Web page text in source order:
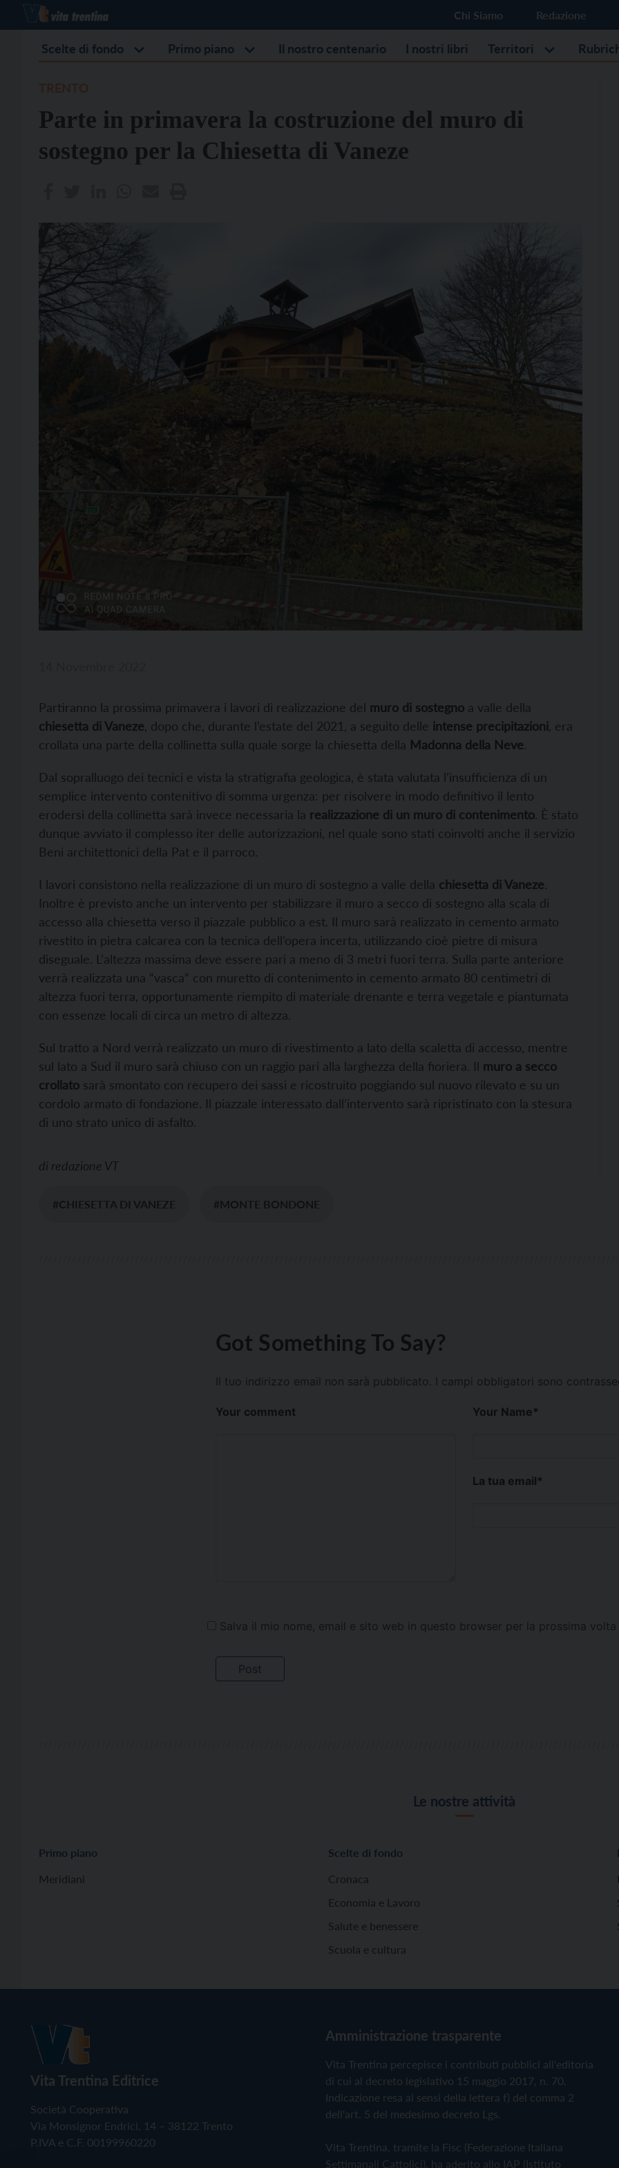
Chi Siamo Redazione
Scelte di fondo Primo piano Il nostro centenario I nostri libri Territori
Parte in primavera la costruzione del muro di
sostegno per la Chiesetta di Vaneze
Partiranno la prossima primavera i lavori di realizzazione del muro di sostegno a valle della
chiesetta di Vaneze , dopo che, durante l’estate del 2021, a seguito delle intense precipitazioni , era
crollata una parte della collinetta sulla quale sorge la chiesetta della Madonna della Neve.
Dal sopralluogo dei tecnici e vista la stratigrafia geologica, è stata valutata l’insufficienza di un
semplice intervento contenitivo di somma urgenza: per risolvere in modo definitivo il lento
erodersi della collinetta sarà invece necessaria la realizzazione di un muro di contenimento. È stato
dunque avviato il complesso iter delle autorizzazioni, nel quale sono stati coinvolti anche il servizio
Beni architettonici della Pat e il parroco.
I lavori consistono nella realizzazione di un muro di sostegno a valle della chiesetta di Vaneze.
Inoltre è previsto anche un intervento per stabilizzare il muro a secco di sostegno alla scala di
accesso alla chiesetta verso il piazzale pubblico a est. Il muro sarà realizzato in cemento armato
rivestito in pietra calcarea con la tecnica dell’opera incerta, utilizzando cioè pietre di misura
diseguale. L’altezza massima deve essere pari a meno di 3 metri fuori terra. Sulla parte anteriore
verrà realizzata una “vasca” con muretto di contenimento in cemento armato 80 centimetri di
altezza fuori terra, opportunamente riempito di materiale drenante e terra vegetale e piantumata
con essenze locali di circa un metro di altezza.
Sul tratto a Nord verrà realizzato un muro di rivestimento a lato della scaletta di accesso, mentre
sul lato a Sud il muro sarà chiuso con un raggio pari alla larghezza della fioriera. Il muro a secco
crollato sarà smontato con recupero dei sassi e ricostruito poggiando sul nuovo rilevato e su un
cordolo armato di fondazione. Il piazzale interessato dall’intervento sarà ripristinato con la stesura
di uno strato unico di asfalto.
di redazione VT
#CHIESETTA DI VANEZE #MONTE BONDONE
Got Something To Say?
Il tuo indirizzo email non sarà pubblicato. I campi obbligatori sono
Your comment Your Name*
La tua email*
Salva il mio nome, email e sito web in questo browser per la prossima volta
Le nostre attività
Primo piano
Meridiani
Scelte di fondo
Cronaca
Economia e Lavoro
Salute e benessere
Scuola e cultura
Vita Trentina Editrice
Società Cooperativa
Via Monsignor Endrici, 14 – 38122 Trento
P.IVA e C.F. 00199960220
Amministrazione trasparente
Vita Trentina percepisce i contributi pubblici all'editoria
di cui al decreto legislativo 15 maggio 2017, n. 70.
Indicazione resa ai sensi della lettera f) del comma 2
dell'art. 5 del medesimo decreto Lgs.
Vita Trentina, tramite la Fisc (Federazione Italiana
Settimanali Cattolici), ha aderito allo IAP (Istituto